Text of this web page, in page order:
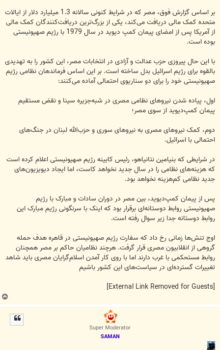
بر اساس گزارش فوق، مصر که در شرایط کنونی سالانه 1.3 میلیارد دلار از ایالات
متحده کمک مالی دریافت می‌کند، یکی از بزرگ‌ترین دریافت‌کنندگان کمک مالی
از آمریکا پس از امضای پیمان کمپ دیوید در سال 1979 با رژیم صهیونیستی
بوده است.
با این حال پیروزی حزب عدالت و آزادی در انتخابات مصر، این کشور را به تهدیدی
بالقوه برای رژیم اسرائیل بدل ساخته است. بر این اساس فرماندهان نظامی رژیم
صهیونیستی خود را برای دو سناریوی احتمالی آماده می‌کنند:
اول، پیاده شدن نیروهای نظامی مصری در شبه‌جزیره سینا و نقض مستقیم
پیمان کمپ‌دیوید از سوی مصر؛
دوم، کمک نیروهای مصری به نیروهای سوری و حزب‌الله لبنان در جنگ‌های
احتمالی با اسرائیل.
در شرایطی که بنیامین نتانیاهو، رئیس کابینه رژیم صهیونیستی اعلام کرده است
که هزینه‌های نظامی را در سال جدید نخواهد کاست، اما ایجاد دیویزیون‌های
جدید نظامی کم‌هزینه نخواهد بود.
پس از پیمان کمپ‌دیوید، بین مصر در دوران سادات و مبارک با رژیم
صهیونیستی روابط دوستانه‌ای برقرار بود که اینک با سرنگونی رژیم مبارک این
روابط دوستانه جدا زیر سوال رفته است.
اوج تنش‌ها زمانی رخ داد که سفارت رژیم صهیونیستی در قاهره هدف حمله
گروهی از انقلابیون مصری قرار گرفت. هرچند نظامیان حاکم بر مصر همچنان
روابط مستحکمی با غرب دارند اما با روی کار آمدن اسلام‌گرایان مصری باید شاهد
تغییرات گسترده‌ای در سیاست‌های این کشور باشیم
[External Link Removed for Guests]
Super Moderator
SAMAN